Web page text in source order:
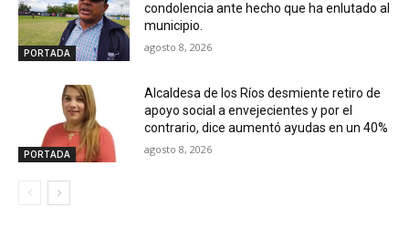
PORTADA
condolencia ante hecho que ha enlutado al
municipio.
agosto 8, 2026
PORTADA
Alcaldesa de los Ríos desmiente retiro de
apoyo social a envejecientes y por el
contrario, dice aumentó ayudas en un 40%
agosto 8, 2026